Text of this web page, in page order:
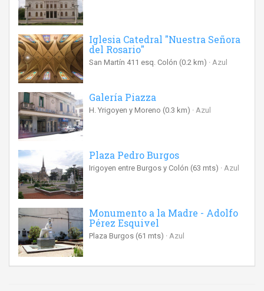
Iglesia Catedral "Nuestra Señora
del Rosario"
San Martín 411 esq. Colón (0.2 km) Azul
Galería Piazza
H. Yrigoyen y Moreno (0.3 km) Azul
Plaza Pedro Burgos
Irigoyen entre Burgos y Colón (63 mts) Azul
Monumento a la Madre - Adolfo
Pérez Esquivel
Plaza Burgos (61 mts) Azul